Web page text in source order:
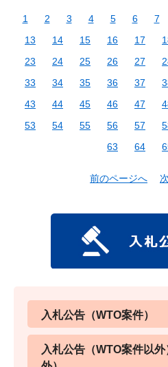
1 2 3 4 5 6 7
13
14 15 16 17
23
24 25 26 27
33
34 35 36 37
43
44 45 46 47
53
54 55 56 57
63
64
前のページへ
入札公告（WTO案件）
入札公告（WTO案件以